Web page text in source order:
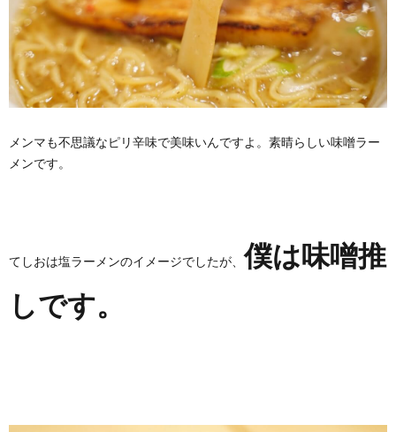
メンマも不思議なピリ辛味で美味いんですよ。素晴らしい味噌ラー
メンです。
てしおは塩ラーメンのイメージでしたが、僕は味噌推
しです。